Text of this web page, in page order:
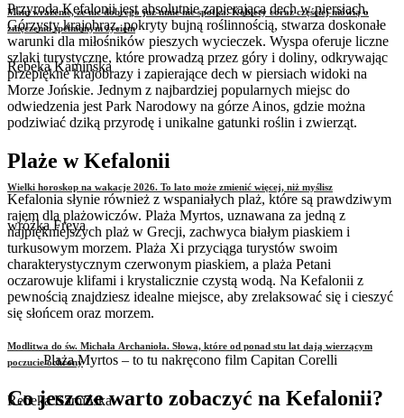
Mam wrażenie, że nic dobrego już mnie nie spotka. Kobiety coraz częściej mówią o
zmęczeniu spełnionym życiem
Rebeka Kamińska
Wielki horoskop na wakacje 2026. To lato może zmienić więcej, niż myślisz
wróżka Freya
Modlitwa do św. Michała Archanioła. Słowa, które od ponad stu lat dają wierzącym
poczucie ochrony
Rebeka Kamińska
Przyroda Kefalonii jest absolutnie zapierająca dech w piersiach.
Górzysty krajobraz, pokryty bujną roślinnością, stwarza doskonałe
warunki dla miłośników pieszych wycieczek. Wyspa oferuje liczne
szlaki turystyczne, które prowadzą przez góry i doliny, odkrywając
przepiękne krajobrazy i zapierające dech w piersiach widoki na
Morze Jońskie. Jednym z najbardziej popularnych miejsc do
odwiedzenia jest Park Narodowy na górze Ainos, gdzie można
podziwiać dziką przyrodę i unikalne gatunki roślin i zwierząt.
Plaże w Kefalonii
Kefalonia słynie również z wspaniałych plaż, które są prawdziwym
rajem dla plażowiczów. Plaża Myrtos, uznawana za jedną z
najpiękniejszych plaż w Grecji, zachwyca białym piaskiem i
turkusowym morzem. Plaża Xi przyciąga turystów swoim
charakterystycznym czerwonym piaskiem, a plaża Petani
oczarowuje klifami i krystalicznie czystą wodą. Na Kefalonii z
pewnością znajdziesz idealne miejsce, aby zrelaksować się i cieszyć
się słońcem oraz morzem.
Plaża Myrtos – to tu nakręcono film Capitan Corelli
Co jeszcze warto zobaczyć na Kefalonii?